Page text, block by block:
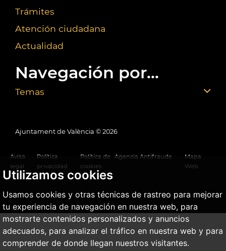
Utilizamos cookies
Usamos cookies y otras técnicas de rastreo para mejorar
tu experiencia de navegación en nuestra web, para
mostrarte contenidos personalizados y anuncios
adecuados, para analizar el tráfico en nuestra web y para
comprender de donde llegan nuestros visitantes.
Trámites
Atención ciudadana
Actualidad
Navegación por...
Temas
Ajuntament de València © 2026
Aviso
legal
Política
privacidad
Política de
cookies
Agencia Antifraude
Mapa
Web